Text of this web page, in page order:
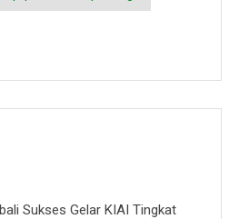
Sukses Gelar KIAI Tingkat